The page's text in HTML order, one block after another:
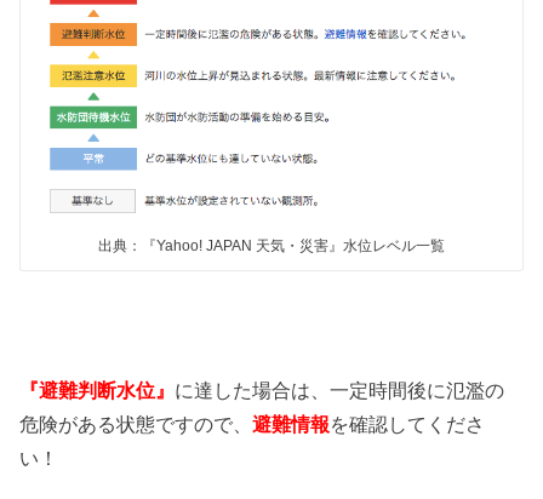
出典：『Yahoo! JAPAN 天気・災害』水位レベル一覧
『避難判断水位』 に達した場合は、一定時間後に氾濫の
危険がある状態ですので、避難情報を確認してくださ
い！